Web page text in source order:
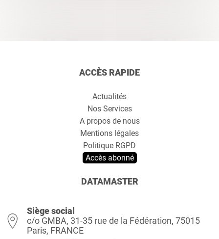
ACCÈS RAPIDE
Actualités
Nos Services
A propos de nous
Mentions légales
Politique RGPD
Accès abonné
DATAMASTER
Siège social
c/o GMBA, 31-35 rue de la Fédération, 75015
Paris, FRANCE